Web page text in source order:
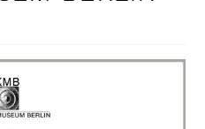
English